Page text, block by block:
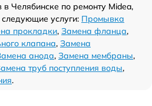
Челябинске по ремонту Midea,
услуги: Промывка
прокладки, Замена фланца,
клапана, Замена
анода, Замена мембраны,
труб поступления воды,
.